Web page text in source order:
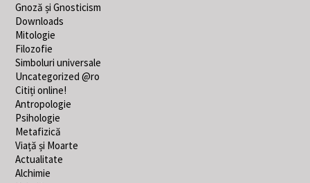
Gnoză și Gnosticism
Downloads
Mitologie
Filozofie
Simboluri universale
Uncategorized @ro
Citiți online!
Antropologie
Psihologie
Metafizică
Viață și Moarte
Actualitate
Alchimie